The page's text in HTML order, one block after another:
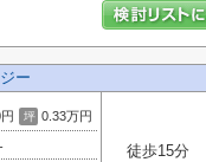
ー
坪 0.33万円
徒歩15分